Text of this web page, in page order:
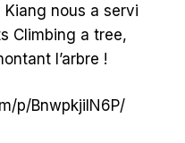
Kiang nous a servi
Climbing a tree,
l’arbre !
p/BnwpkjilN6P/